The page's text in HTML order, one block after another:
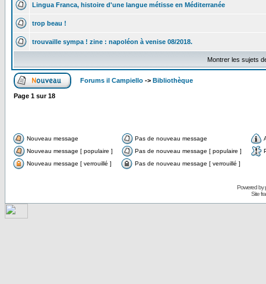
Lingua Franca, histoire d'une langue métisse en Méditerranée
trop beau !
trouvaille sympa ! zine : napoléon à venise 08/2018.
Montrer les sujets
Forums il Campiello -> Bibliothèque
Page 1 sur18
Nouveau message Pas de nouveau message
Nouveau message [ populaire ]
Pas de nouveau message [ populaire ]
Nouveau message [ verrouillé ]
Pas de nouveau message [ verrouillé ]
Powered by
Site